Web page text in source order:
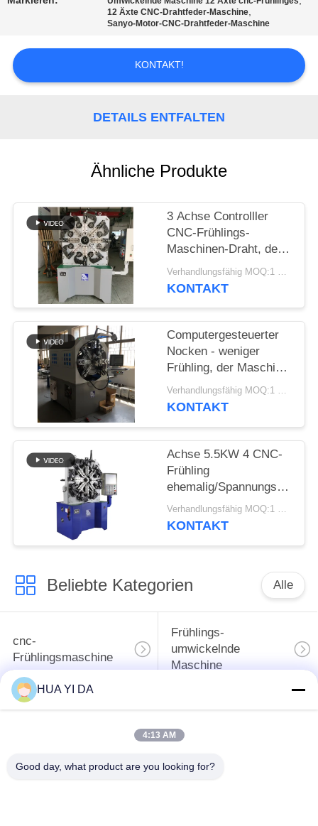
VERBINDUNG
NACHRICHTEN
SITEMAP
PRIVACY
POLICY
12 Äxte CNC-Drahtfeder-Maschine,
Sanyo-Motor-CNC-Drahtfeder-Maschine
KONTAKT!
DETAILS ENTFALTEN
Ähnliche Produkte
3 Achse Controlller
CNC-Frühlings-
Maschinen-Draht, der
Frühlings-Bieger-
Maschine bildet
Verhandlungsfähig MOQ:1 Satz
KONTAKT
Computergesteuerter
Nocken - weniger
Frühling, der Maschine
mit Draht-Dreh-12
Äxten bildet
Verhandlungsfähig MOQ:1 Satz
KONTAKT
Achse 5.5KW 4 CNC-
Frühling
ehemalig/Spannungs-
Drehungs-Frühling, der
Maschine herstellt
Verhandlungsfähig MOQ:1 Satz
KONTAKT
Beliebte Kategorien Alle
cnc-
Frühlingsmaschine
Frühlings-
umwickelnde
Maschine
Frühlings-
Maschine
HUA YI DA
4:13 AM
Good day, what product are you looking for?